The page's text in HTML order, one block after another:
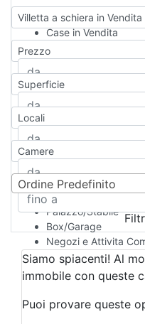
Villetta a schiera in Vendita
Case in Vendita
Qualsiasi
Appartamento
Casa indipendente
Casa Semi-
Attico/Mansarda
Rustico/Casale
Camera d'Albergo
Multiproprietà
Palazzo/Stabile
Box/Garage
Negozi e Attivita
Qualsiasi
Attività/Licenza
Azienda Agricola
Bar/Ristorante
Prezzo
Superficie
Locali
Camere
Ordine Predefinito
Siamo spiacenti! Al
immobile con queste
Puoi provare queste